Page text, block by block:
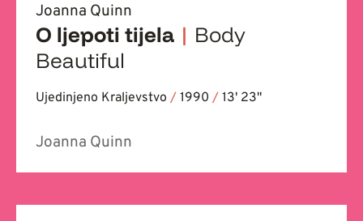
Joanna Quinn
O ljepoti tijela | Body
Beautiful
Ujedinjeno Kraljevstvo / 1990 / 13' 23''
Joanna Quinn